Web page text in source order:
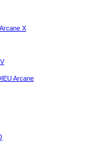
X
Arcane